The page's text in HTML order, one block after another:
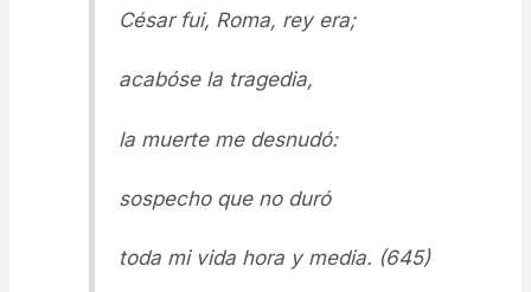
César fui, Roma, rey era;
acabóse la tragedia,
la muerte me desnudó:
sospecho que no duró
toda mi vida hora y media. (645)